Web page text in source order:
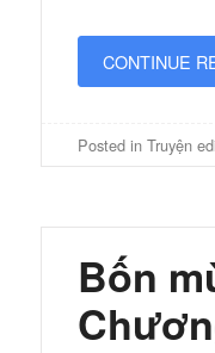
CONTINUE
Posted in Truyện
Bốn